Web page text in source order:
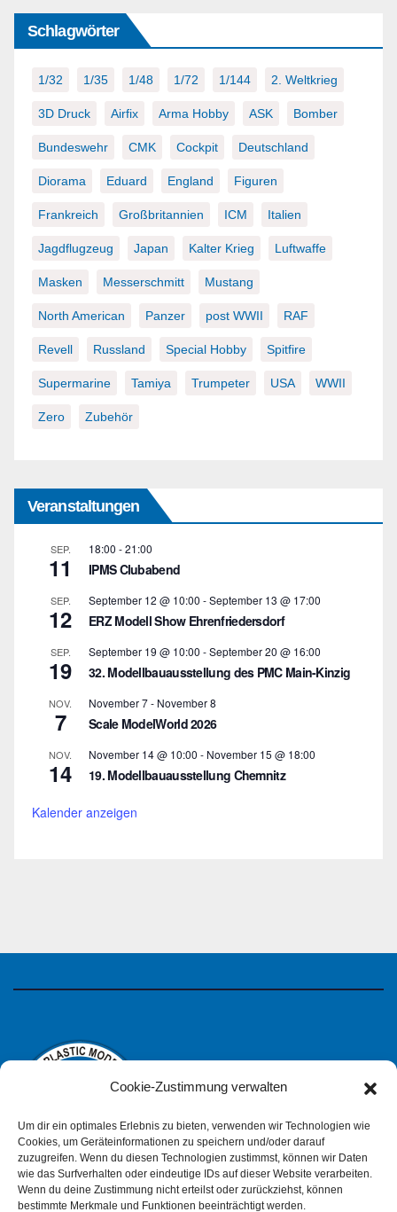
Cookie-Zustimmung verwalten
Um dir ein optimales Erlebnis zu bieten, verwenden wir Technologien wie
Cookies, um Geräteinformationen zu speichern und/oder darauf
zuzugreifen. Wenn du diesen Technologien zustimmst, können wir Daten
wie das Surfverhalten oder eindeutige IDs auf dieser Website verarbeiten.
Wenn du deine Zustimmung nicht erteilst oder zurückziehst, können
bestimmte Merkmale und Funktionen beeinträchtigt werden.
Schlagwörter
1/32 1/35 1/48 1/72 1/144 2. Weltkrieg
3D Druck Airfix Arma Hobby ASK Bomber
Bundeswehr CMK Cockpit Deutschland
Diorama Eduard England Figuren
Frankreich Großbritannien ICM Italien
Jagdflugzeug Japan Kalter Krieg Luftwaffe
Masken Messerschmitt Mustang
North American Panzer post WWII RAF
Revell Russland Special Hobby Spitfire
Supermarine Tamiya Trumpeter USA WWII
Zero Zubehör
Veranstaltungen
SEP.
11
18:00 -21:00
IPMS Clubabend
SEP.
12
September 12 @ 10:00 -September 13 @ 17:00
ERZ Modell Show Ehrenfriedersdorf
SEP.
19
September 19 @ 10:00 -September 20 @ 16:00
32. Modellbauausstellung des PMC Main-Kinzig
NOV.
7
November 7- November 8
Scale ModelWorld 2026
NOV.
14
November 14 @ 10:00 - November 15 @ 18:00
19. Modellbauausstellung Chemnitz
Kalender anzeigen
IPMS Deutschland